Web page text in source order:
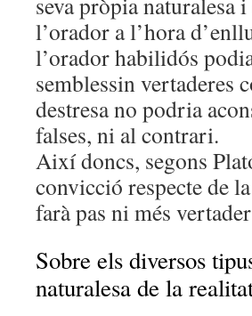
l’orador a l’hora
l’orador habilidós
semblessin vertaderes
destresa no podria
falses, ni al contrari.
Així doncs, segons
convicció respecte de
farà pas ni més
Sobre els diversos
naturalesa de la